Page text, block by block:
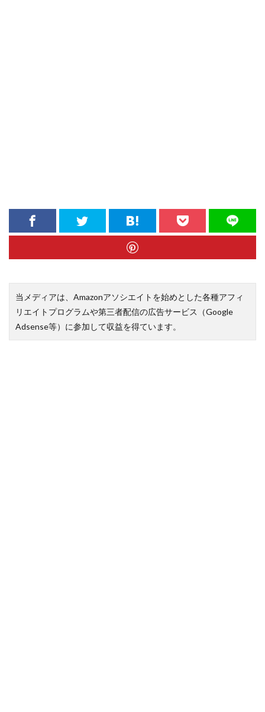
当メディアは、Amazonアソシエイトを始めとした各種アフィ
リエイトプログラムや第三者配信の広告サービス（Google
Adsense等）に参加して収益を得ています。